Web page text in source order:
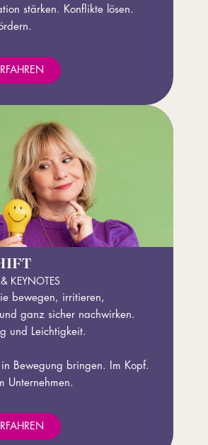
stärken. Konflikte lösen.
KEYNOTES
bewegen, irritieren,
ganz sicher nachwirken.
und Leichtigkeit.
in Bewegung bringen. Im Kopf.
Unternehmen.